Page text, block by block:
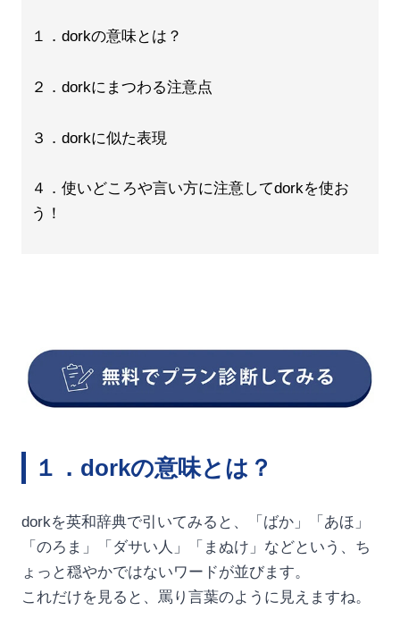
１．dorkの意味とは？
２．dorkにまつわる注意点
３．dorkに似た表現
４．使いどころや言い方に注意してdorkを使お
う！
１．dorkの意味とは？
dorkを英和辞典で引いてみると、「ばか」「あほ」
「のろま」「ダサい人」「まぬけ」などという、ち
ょっと穏やかではないワードが並びます。
これだけを見ると、罵り言葉のように見えますね。